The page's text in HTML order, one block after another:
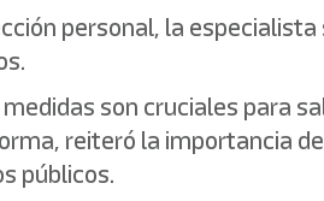
personal, la
son cruciales para
reiteró la importancia
públicos.